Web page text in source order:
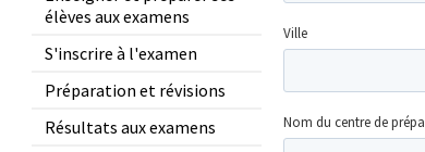
élèves aux examens
S'inscrire à l'examen
Préparation et révisions
Résultats aux examens